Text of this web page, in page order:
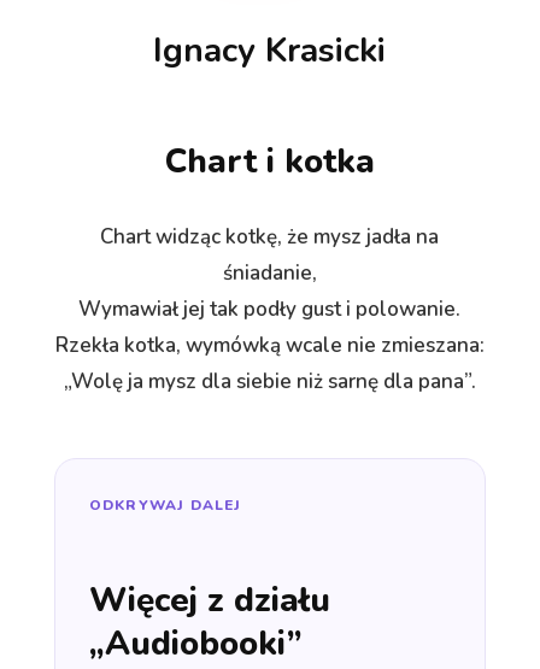
Ignacy Krasicki
Chart i kotka
Chart widząc kotkę, że mysz jadła na
śniadanie,
Wymawiał jej tak podły gust i polowanie.
Rzekła kotka, wymówką wcale nie zmieszana:
„Wolę ja mysz dla siebie niż sarnę dla pana”.
ODKRYWAJ DALEJ
Więcej z działu
„Audiobooki”